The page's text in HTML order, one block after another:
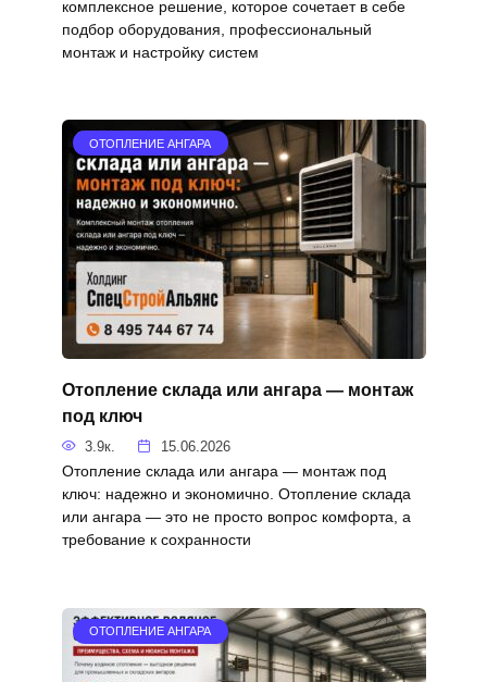
комплексное решение, которое сочетает в себе
подбор оборудования, профессиональный
монтаж и настройку систем
ОТОПЛЕНИЕ АНГАРА
Отопление склада или ангара — монтаж
под ключ
3.9к. 15.06.2026
Отопление склада или ангара — монтаж под
ключ: надежно и экономично. Отопление склада
или ангара — это не просто вопрос комфорта, а
требование к сохранности
ОТОПЛЕНИЕ АНГАРА